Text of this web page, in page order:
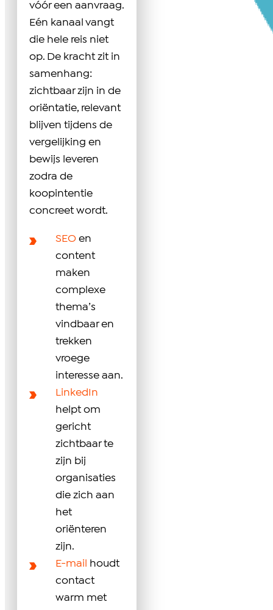
vóór een aanvraag.
Eén kanaal vangt
die hele reis niet
op. De kracht zit in
samenhang:
zichtbaar zijn in de
oriëntatie, relevant
blijven tijdens de
vergelijking en
bewijs leveren
zodra de
koopintentie
concreet wordt.
SEO en
content
maken
complexe
thema’s
vindbaar en
trekken
vroege
interesse aan.
LinkedIn
helpt om
gericht
zichtbaar te
zijn bij
organisaties
die zich aan
het
oriënteren
zijn.
E-mail
houdt
contact
warm met